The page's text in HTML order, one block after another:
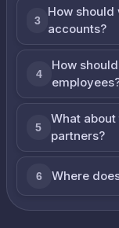
3
How
accounts?
4
How
5
What
partners?
6 Where